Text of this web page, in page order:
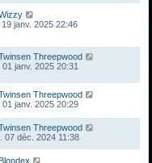
19 janv. 2025 22:46
Threepwood
01 janv. 2025 20:31
Threepwood
01 janv. 2025 20:29
Threepwood
07 déc. 2024 11:38
Blondex